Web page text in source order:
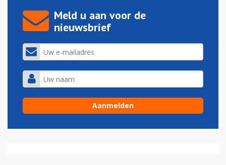
Meld u aan voor de
nieuwsbrief